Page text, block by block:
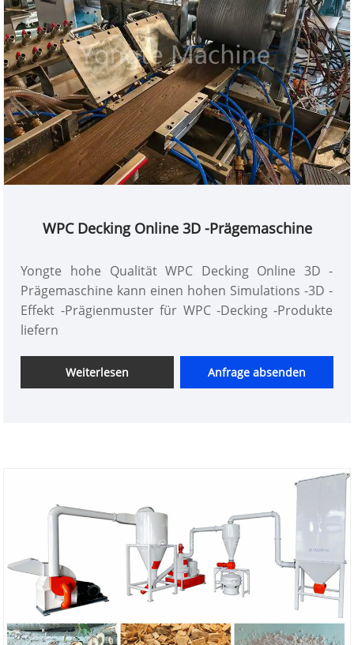
WPC Decking Online 3D -Prägemaschine
Yongte hohe Qualität WPC Decking Online 3D -
Prägemaschine kann einen hohen Simulations -3D -
Effekt -Prägienmuster für WPC -Decking -Produkte
liefern
Weiterlesen Anfrage absenden